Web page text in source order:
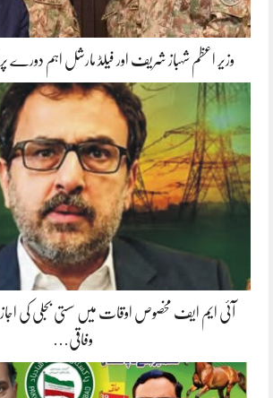
وزیر اعظم شہباز شریف اور فیلڈ مارشل اہم دورے
آئی ایم ایف مخصوص اوقات میں سستی بجلی کی
وفاقی…